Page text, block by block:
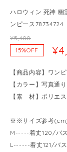
ハロウィン 死神 幽
ンピース78734724
¥5,400
15%OFF
【商品内容】ワン
【カラー】写真通り
【素 材】ポリエ
※※サイズ参考
M-----着丈120/バ
L------着丈121/バ